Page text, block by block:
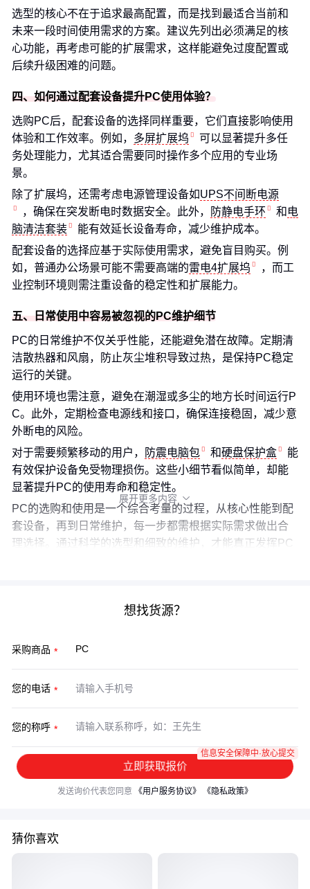
选型的核心不在于追求最高配置，而是找到最适合当前和
未来一段时间使用需求的方案。建议先列出必须满足的核
心功能，再考虑可能的扩展需求，这样能避免过度配置或
后续升级困难的问题。
四、如何通过配套设备提升PC使用体验？
选购PC后，配套设备的选择同样重要，它们直接影响使用
体验和工作效率。例如， 多屏扩展坞
可以显著提升多任
务处理能力，尤其适合需要同时操作多个应用的专业场
景。
除了扩展坞，还需考虑电源管理设备如UPS不间断电源
，确保在突发断电时数据安全。此外，
防静电手环 和 电
脑清洁套装
能有效延长设备寿命，减少维护成本。
配套设备的选择应基于实际使用需求，避免盲目购买。例
如，普通办公场景可能不需要高端的雷电4扩展坞
，而工
业控制环境则需注重设备的稳定性和扩展能力。
五、日常使用中容易被忽视的PC维护细节
PC的日常维护不仅关乎性能，还能避免潜在故障。定期清
洁散热器和风扇，防止灰尘堆积导致过热，是保持PC稳定
运行的关键。
使用环境也需注意，避免在潮湿或多尘的地方长时间运行P
C。此外，定期检查电源线和接口，确保连接稳固，减少意
外断电的风险。
对于需要频繁移动的用户，
防震电脑包 和硬盘保护盒
能
有效保护设备免受物理损伤。这些小细节看似简单，却能
显著提升PC的使用寿命和稳定性。
PC的选购和使用是一个综合考量的过程，从核心性能到配
套设备，再到日常维护，每一步都需根据实际需求做出合
理选择。通过科学的选型和细致的维护，才能真正发挥PC
展开更多内容 
想找货源？
采购商品
您的电话
您的称呼
立即获取报价
信息安全保障中·放心提交
发送询价代表您同意 《用户服务协议》 《隐私政策》
猜你喜欢